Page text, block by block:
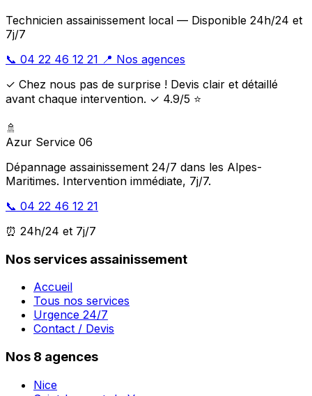
Technicien assainissement local — Disponible 24h/24 et
7j/7
📞 04 22 46 12 21 📍 Nos agences
✓ Chez nous pas de surprise ! Devis clair et détaillé
avant chaque intervention. ✓ 4.9/5 ⭐
🚿
Azur Service 06
Dépannage assainissement 24/7 dans les Alpes-
Maritimes. Intervention immédiate, 7j/7.
📞 04 22 46 12 21
⏰ 24h/24 et 7j/7
Nos services assainissement
Accueil
Tous nos services
Urgence 24/7
Contact / Devis
Nos 8 agences
Nice